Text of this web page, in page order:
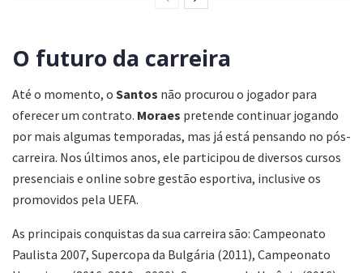
O futuro da carreira
Até o momento, o Santos não procurou o jogador para
oferecer um contrato. Moraes pretende continuar jogando
por mais algumas temporadas, mas já está pensando no pós-
carreira. Nos últimos anos, ele participou de diversos cursos
presenciais e online sobre gestão esportiva, inclusive os
promovidos pela UEFA.
As principais conquistas da sua carreira são: Campeonato
Paulista 2007, Supercopa da Bulgária (2011), Campeonato